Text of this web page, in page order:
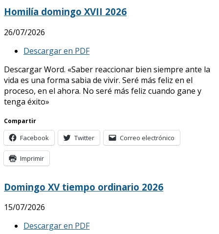
Homilía domingo XVII 2026
26/07/2026
Descargar en PDF
Descargar Word. «Saber reaccionar bien siempre ante la
vida es una forma sabia de vivir. Seré más feliz en el
proceso, en el ahora. No seré más feliz cuando gane y
tenga éxito»
Compartir
Facebook Twitter Correo electrónico
Imprimir
Domingo XV tiempo ordinario 2026
15/07/2026
Descargar en PDF